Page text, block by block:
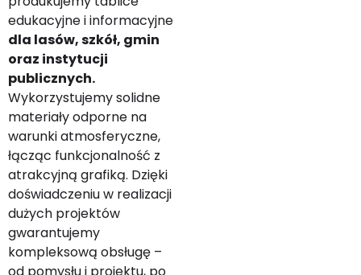
edukacyjne i informacyjne
dla lasów, szkół, gmin
oraz instytucji
publicznych.
Wykorzystujemy solidne
materiały odporne na
warunki atmosferyczne,
łącząc funkcjonalność z
atrakcyjną grafiką. Dzięki
doświadczeniu w realizacji
dużych projektów
gwarantujemy
kompleksową obsługę –